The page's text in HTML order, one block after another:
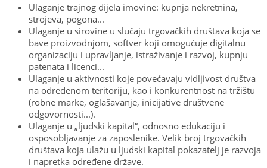
Ulaganje trajnog dijela imovine: kupnja nekretnina,
strojeva, pogona...
Ulaganje u sirovine u slučaju trgovačkih društava koja se
bave proizvodnjom, softver koji omogućuje digitalnu
organizaciju i upravljanje, istraživanje i razvoj, kupnju
patenata i licenci...
Ulaganje u aktivnosti koje povećavaju vidljivost društva
na određenom teritoriju, kao i konkurentnost na tržištu
(robne marke, oglašavanje, inicijative društvene
odgovornosti...).
Ulaganje u „ljudski kapital“, odnosno edukaciju i
osposobljavanje za zaposlenike. Velik broj trgovačkih
društava koja ulažu u ljudski kapital pokazatelj je razvoja
i napretka određene države.